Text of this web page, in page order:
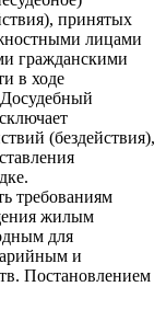
принятых
лицами
гражданскими
в ходе
Досудебный
(бездействия),
требованиям
жилым
для
и
Постановлением